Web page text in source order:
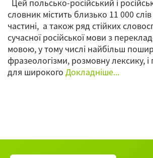
Цей польсько-російський і
словник містить близько 11 000
частині, а також ряд стійких
сучасної російської мови з
мовою, у тому числі найбільш
фразеологізми, розмовну лексику,
для широкого Докладніше...